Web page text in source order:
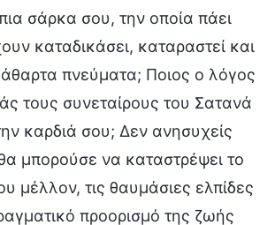
σάρκα σου, την οποία πάει
καταδικάσει, καταραστεί και
πνεύματα; Ποιος ο λόγος
τους συνεταίρους του Σατανά
καρδιά σου; Δεν ανησυχείς
μπορούσε να καταστρέψει το
μέλλον, τις θαυμάσιες ελπίδες
προορισμό της ζωής